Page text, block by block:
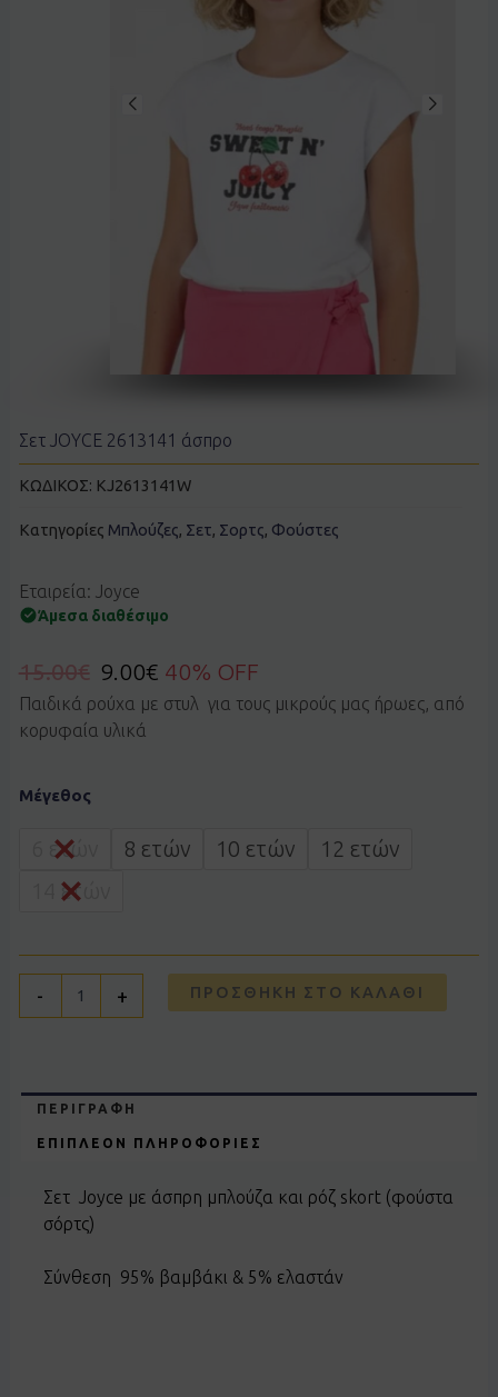
Σετ JOYCE 2613141 άσπρο
ΚΩΔΙΚΟΣ: KJ2613141W
Κατηγορίες Μπλούζες, Σετ, Σορτς, Φούστες
Εταιρεία: Joyce
Άμεσα διαθέσιμο
15.00€ 9.00€ 40% OFF
Παιδικά ρούχα με στυλ για τους μικρούς μας ήρωες, από
κορυφαία υλικά
Μέγεθος
6 ετών 8 ετών 10 ετών
12 ετών
14 ετών
-
JOYCE
άσπρο
ποσότητα
+ ΠΡΟΣΘΉΚΗ ΣΤΟ ΚΑΛΆΘΙ
ΠΕΡΙΓΡΑΦΉ
ΕΠΙΠΛΈΟΝ ΠΛΗΡΟΦΟΡΊΕΣ
Σετ Joyce με άσπρη μπλούζα και ρόζ skort (φούστα
σόρτς)
Σύνθεση 95% βαμβάκι & 5% ελαστάν